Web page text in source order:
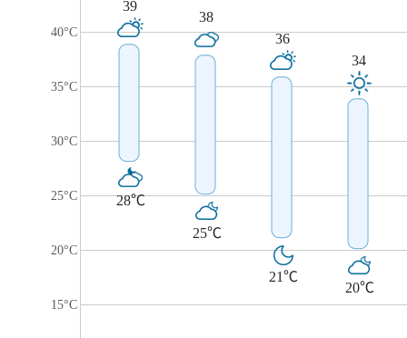
40°C
35°C
30°C
25°C
20°C
15°C
39
28℃
38
25℃
36
21℃
34
20℃